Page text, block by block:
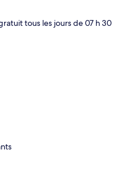
tous les jours de 07 h 30